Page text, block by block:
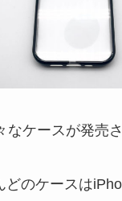
なケースが発売
どのケースは